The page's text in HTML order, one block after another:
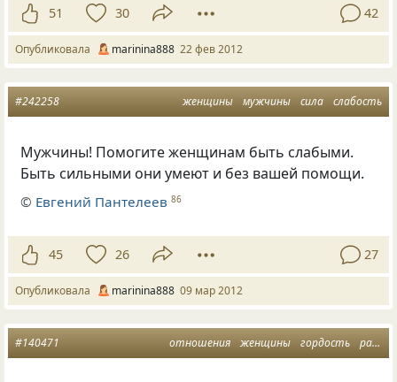
51 30 42
Опубликовала marinina888 22 фев 2012
женщины мужчины сила слабость
#242258
Мужчины! Помогите женщинам быть слабыми.
Быть сильными они умеют и без вашей помощи.
© Евгений Пантелеев 86
45 26 27
Опубликовала marinina888 09 мар 2012
отношения женщины гордость расставания
#140471